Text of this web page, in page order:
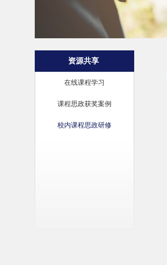
资源共享
在线课程学习
课程思政获奖案例
校内课程思政研修